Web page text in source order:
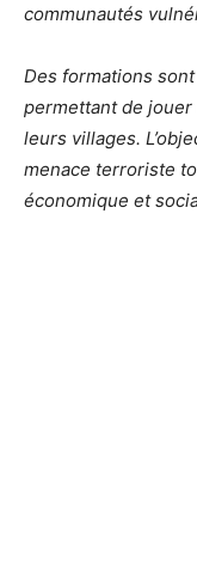
communautés
Des formations
permettant de
leurs villages.
menace terroriste
économique et